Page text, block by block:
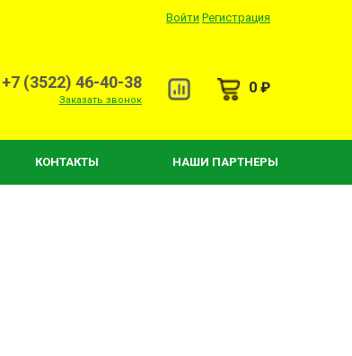
Войти Регистрация
+7 (3522) 46-40-38
Заказать звонок
0 ₽
КОНТАКТЫ НАШИ ПАРТНЕРЫ